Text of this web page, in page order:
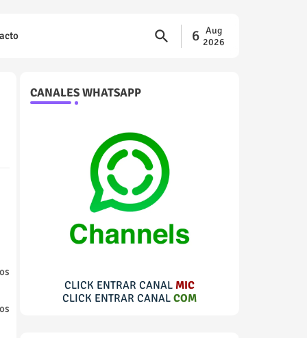
6 Aug
2026
CANALES WHATSAPP
CLICK ENTRAR CANAL MIC
CLICK ENTRAR CANAL COM